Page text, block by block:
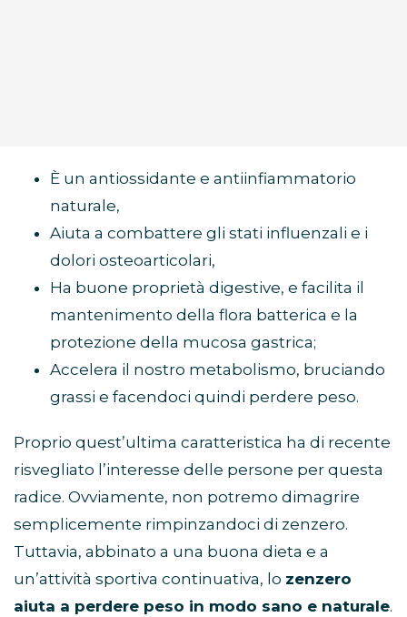
È un antiossidante e antiinfiammatorio
naturale,
Aiuta a combattere gli stati influenzali e i
dolori osteoarticolari,
Ha buone proprietà digestive, e facilita il
mantenimento della flora batterica e la
protezione della mucosa gastrica;
Accelera il nostro metabolismo, bruciando
grassi e facendoci quindi perdere peso.
Proprio quest’ultima caratteristica ha di recente
risvegliato l’interesse delle persone per questa
radice. Ovviamente, non potremo dimagrire
semplicemente rimpinzandoci di zenzero.
Tuttavia, abbinato a una buona dieta e a
un’attività sportiva continuativa, lo zenzero
aiuta a perdere peso in modo sano e naturale.